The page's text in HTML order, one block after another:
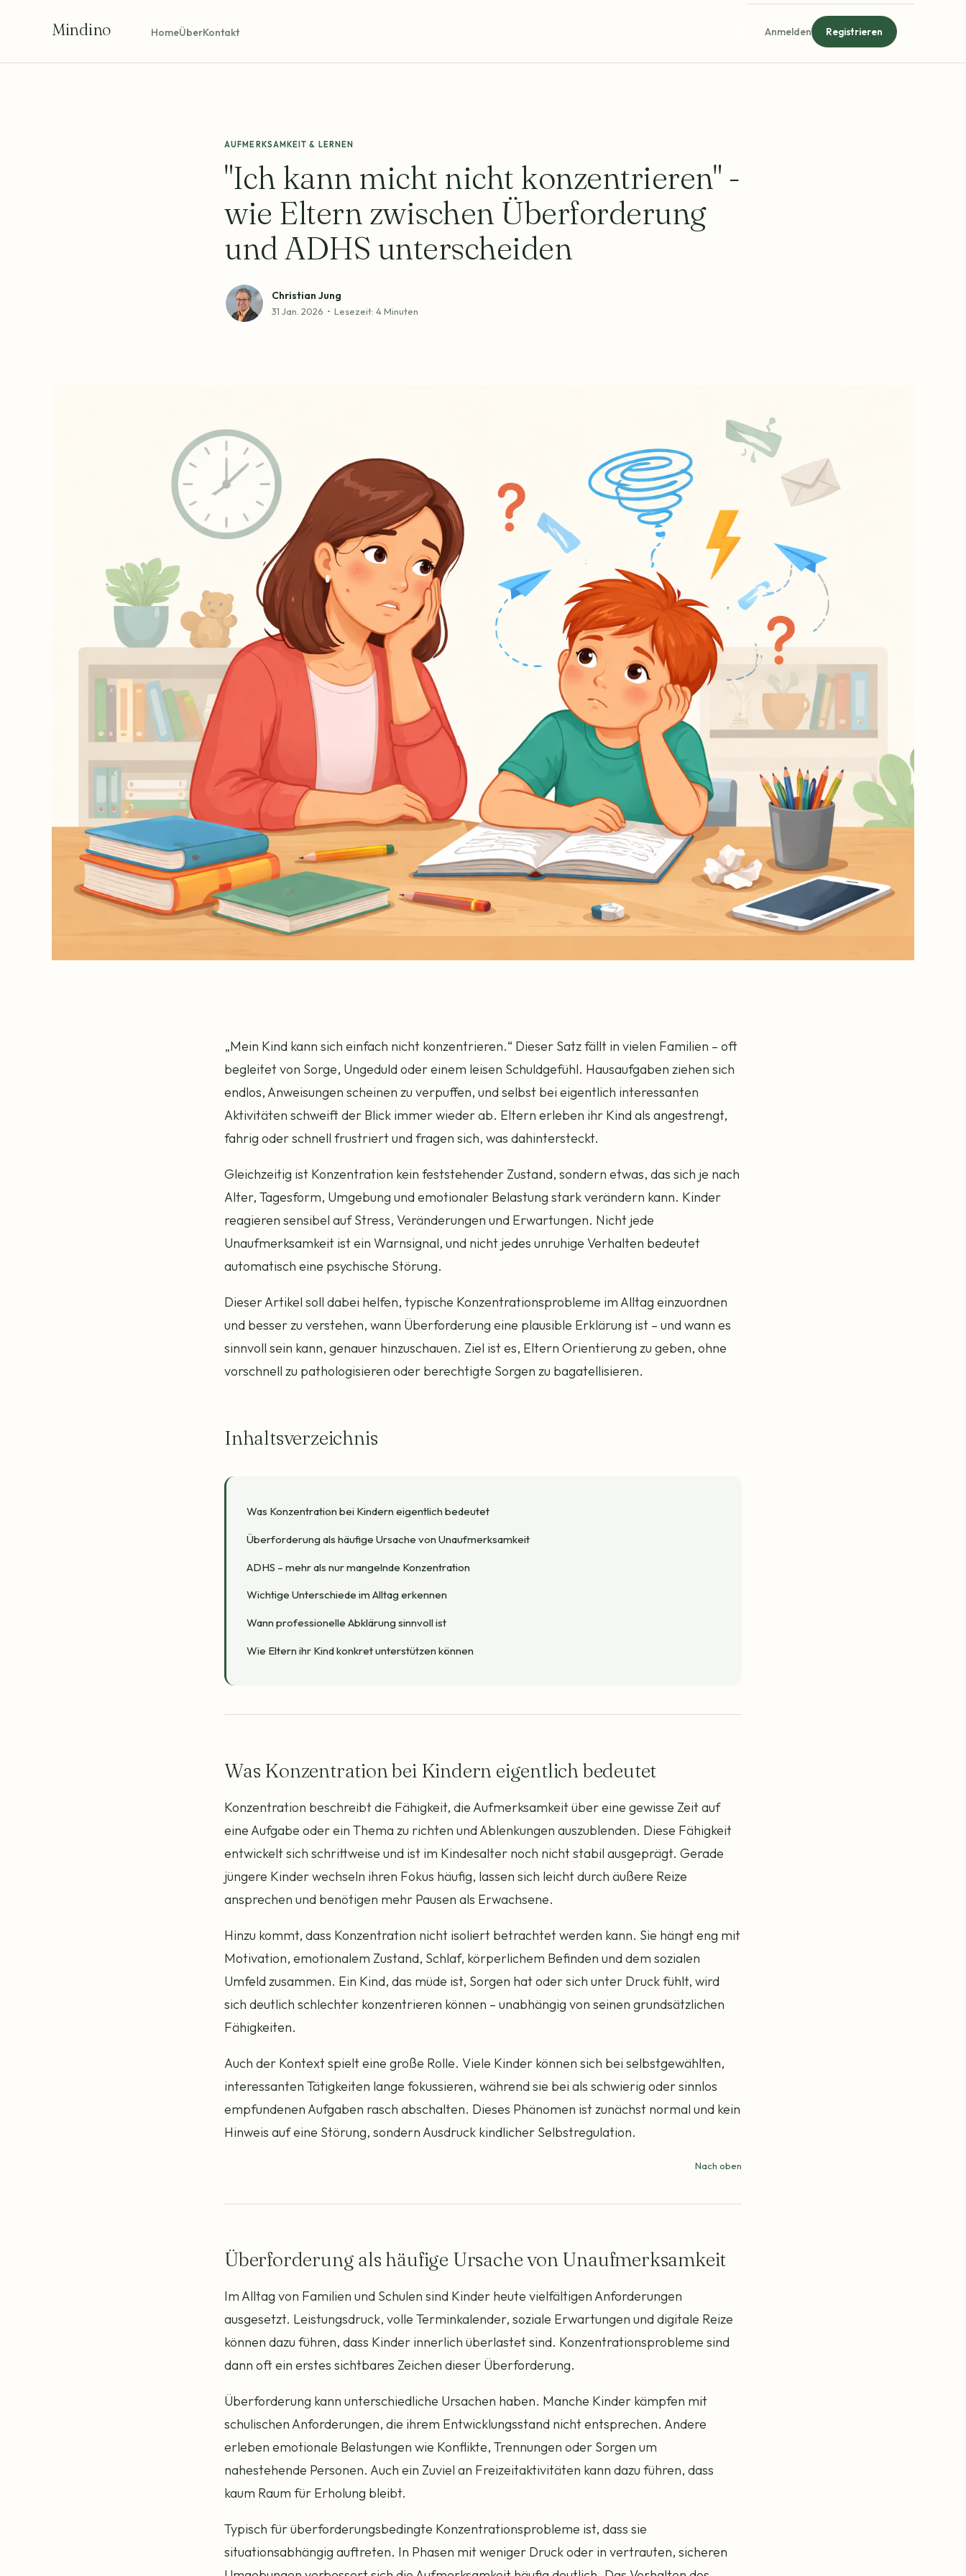
Mindino HomeÜberKontakt Anmelden Registrieren
AUFMERKSAMKEIT & LERNEN
"Ich kann micht nicht konzentrieren" -
wie Eltern zwischen Überforderung
und ADHS unterscheiden
Christian Jung
31 Jan. 2026 • Lesezeit: 4 Minuten
„Mein Kind kann sich einfach nicht konzentrieren.“ Dieser Satz fällt in vielen Familien – oft
begleitet von Sorge, Ungeduld oder einem leisen Schuldgefühl. Hausaufgaben ziehen sich
endlos, Anweisungen scheinen zu verpuffen, und selbst bei eigentlich interessanten
Aktivitäten schweift der Blick immer wieder ab. Eltern erleben ihr Kind als angestrengt,
fahrig oder schnell frustriert und fragen sich, was dahintersteckt.
Gleichzeitig ist Konzentration kein feststehender Zustand, sondern etwas, das sich je nach
Alter, Tagesform, Umgebung und emotionaler Belastung stark verändern kann. Kinder
reagieren sensibel auf Stress, Veränderungen und Erwartungen. Nicht jede
Unaufmerksamkeit ist ein Warnsignal, und nicht jedes unruhige Verhalten bedeutet
automatisch eine psychische Störung.
Dieser Artikel soll dabei helfen, typische Konzentrationsprobleme im Alltag einzuordnen
und besser zu verstehen, wann Überforderung eine plausible Erklärung ist – und wann es
sinnvoll sein kann, genauer hinzuschauen. Ziel ist es, Eltern Orientierung zu geben, ohne
vorschnell zu pathologisieren oder berechtigte Sorgen zu bagatellisieren.
Inhaltsverzeichnis
Was Konzentration bei Kindern eigentlich bedeutet
Überforderung als häufige Ursache von Unaufmerksamkeit
ADHS – mehr als nur mangelnde Konzentration
Wichtige Unterschiede im Alltag erkennen
Wann professionelle Abklärung sinnvoll ist
Wie Eltern ihr Kind konkret unterstützen können
Was Konzentration bei Kindern eigentlich bedeutet
Konzentration beschreibt die Fähigkeit, die Aufmerksamkeit über eine gewisse Zeit auf
eine Aufgabe oder ein Thema zu richten und Ablenkungen auszublenden. Diese Fähigkeit
entwickelt sich schrittweise und ist im Kindesalter noch nicht stabil ausgeprägt. Gerade
jüngere Kinder wechseln ihren Fokus häufig, lassen sich leicht durch äußere Reize
ansprechen und benötigen mehr Pausen als Erwachsene.
Hinzu kommt, dass Konzentration nicht isoliert betrachtet werden kann. Sie hängt eng mit
Motivation, emotionalem Zustand, Schlaf, körperlichem Befinden und dem sozialen
Umfeld zusammen. Ein Kind, das müde ist, Sorgen hat oder sich unter Druck fühlt, wird
sich deutlich schlechter konzentrieren können – unabhängig von seinen grundsätzlichen
Fähigkeiten.
Auch der Kontext spielt eine große Rolle. Viele Kinder können sich bei selbstgewählten,
interessanten Tätigkeiten lange fokussieren, während sie bei als schwierig oder sinnlos
empfundenen Aufgaben rasch abschalten. Dieses Phänomen ist zunächst normal und kein
Hinweis auf eine Störung, sondern Ausdruck kindlicher Selbstregulation.
Nach oben
Überforderung als häufige Ursache von Unaufmerksamkeit
Im Alltag von Familien und Schulen sind Kinder heute vielfältigen Anforderungen
ausgesetzt. Leistungsdruck, volle Terminkalender, soziale Erwartungen und digitale Reize
können dazu führen, dass Kinder innerlich überlastet sind. Konzentrationsprobleme sind
dann oft ein erstes sichtbares Zeichen dieser Überforderung.
Überforderung kann unterschiedliche Ursachen haben. Manche Kinder kämpfen mit
schulischen Anforderungen, die ihrem Entwicklungsstand nicht entsprechen. Andere
erleben emotionale Belastungen wie Konflikte, Trennungen oder Sorgen um
nahestehende Personen. Auch ein Zuviel an Freizeitaktivitäten kann dazu führen, dass
kaum Raum für Erholung bleibt.
Typisch für überforderungsbedingte Konzentrationsprobleme ist, dass sie
situationsabhängig auftreten. In Phasen mit weniger Druck oder in vertrauten, sicheren